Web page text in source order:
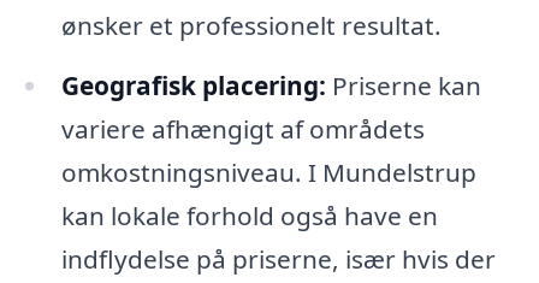
ønsker et professionelt resultat.
Geografisk placering: Priserne kan
variere afhængigt af områdets
omkostningsniveau. I Mundelstrup
kan lokale forhold også have en
indflydelse på priserne, især hvis der